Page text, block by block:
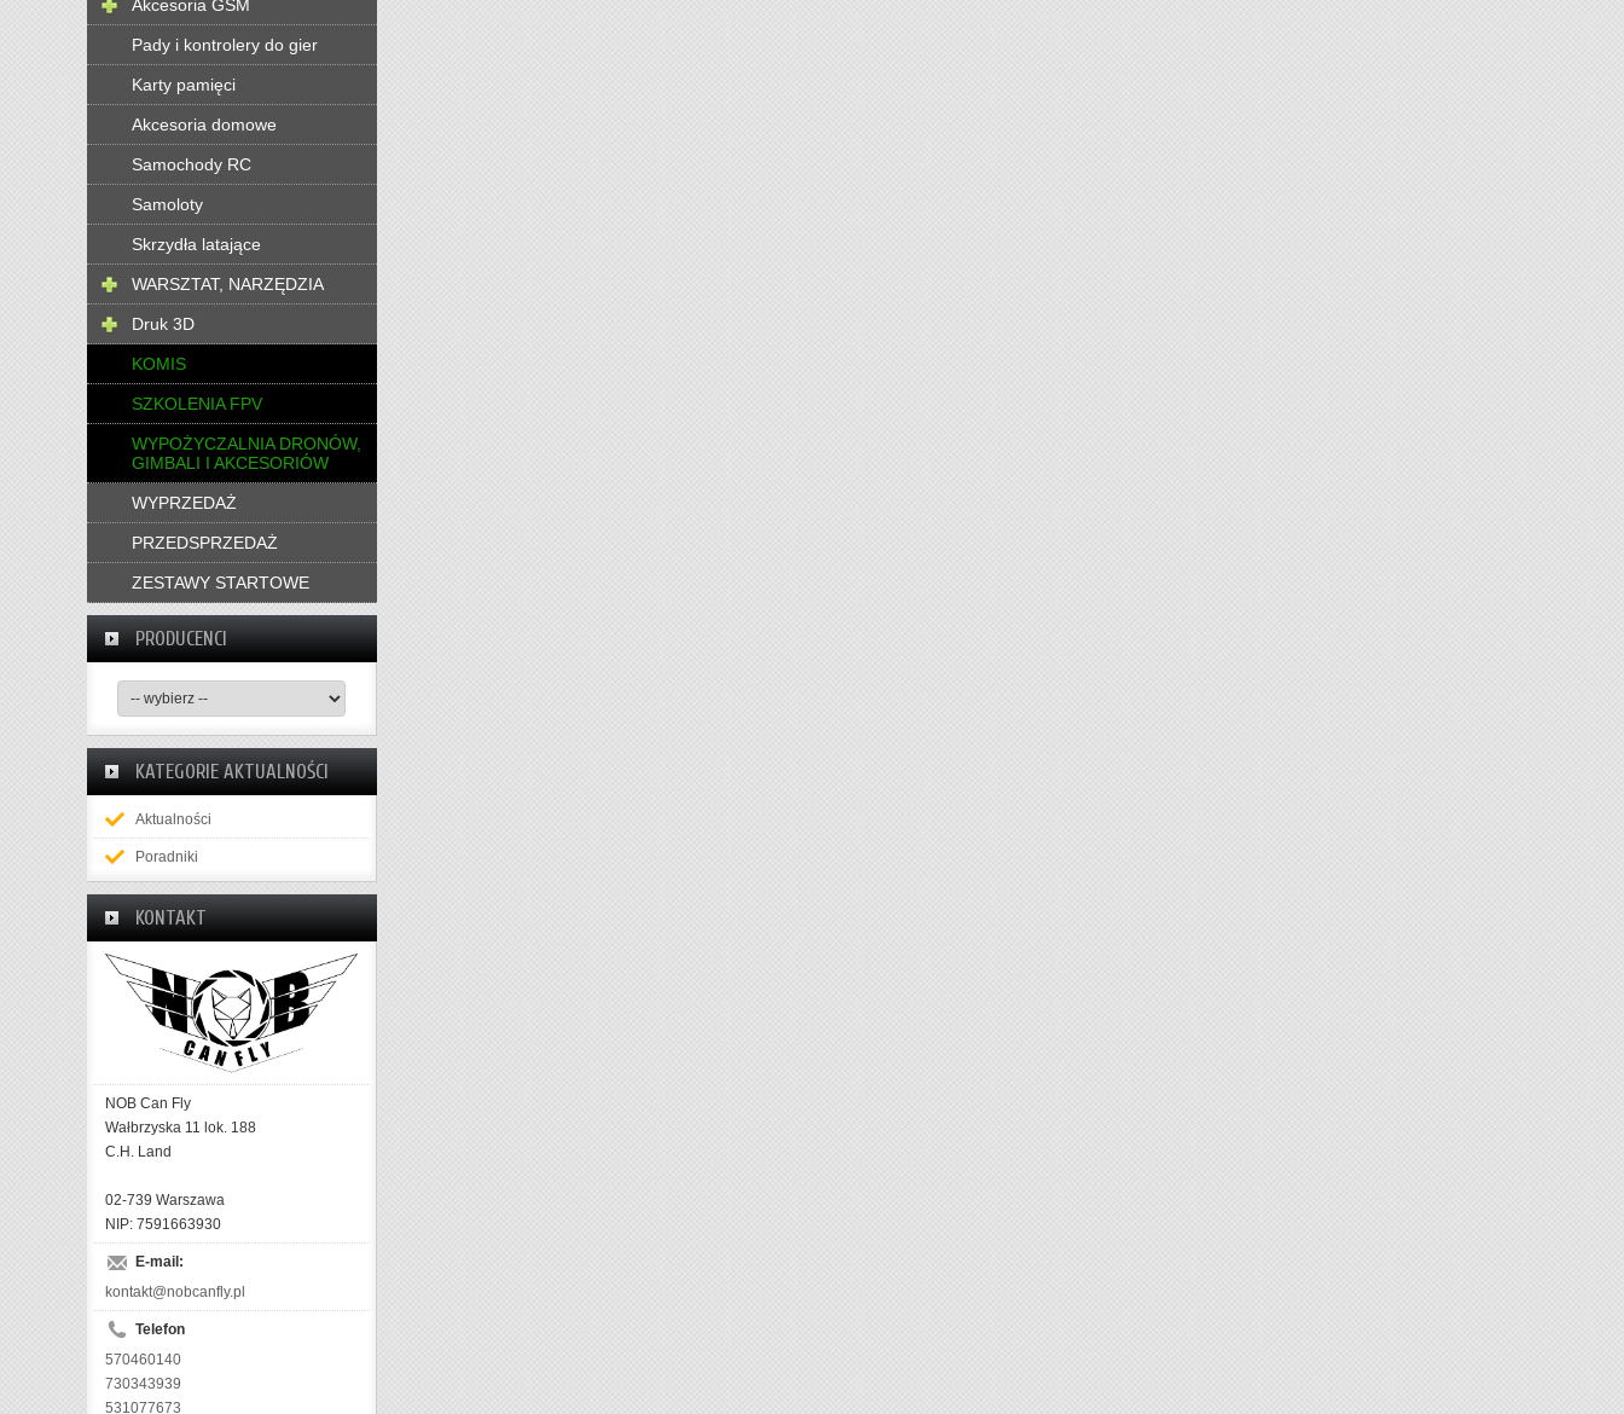
Akcesoria GSM
Pady i kontrolery do gier
Karty pamięci
Akcesoria domowe
Samochody RC
Samoloty
Skrzydła latające
WARSZTAT, NARZĘDZIA
Druk 3D
KOMIS
SZKOLENIA FPV
WYPOŻYCZALNIA DRONÓW,
GIMBALI I AKCESORIÓW
WYPRZEDAŻ
PRZEDSPRZEDAŻ
ZESTAWY STARTOWE
PRODUCENCI
KATEGORIE AKTUALNOŚCI
Aktualności
Poradniki
KONTAKT
NOB Can Fly
Wałbrzyska 11 lok. 188
C.H. Land
02-739 Warszawa
NIP: 7591663930
E-mail:
kontakt@nobcanfly.pl
Telefon
570460140
730343939
531077673